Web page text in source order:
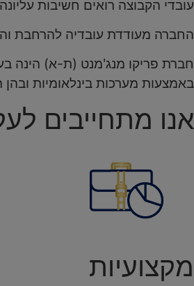
עובדי הקבוצה רואים חשיבות
החברה מעודדת עובדיה להרחבת
חברת פריקו מנג'מנט (ת-א) הינה
באמצעות מערכות בינלאומיות ובהן
אנו מתחייבים
מקצועיות